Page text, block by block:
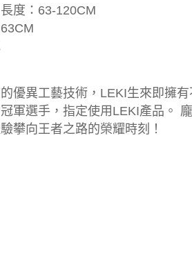
度：63-120CM
優異工藝技術，LEKI生來即擁
軍選手，指定使用LEKI產品。
攀向王者之路的榮耀時刻！